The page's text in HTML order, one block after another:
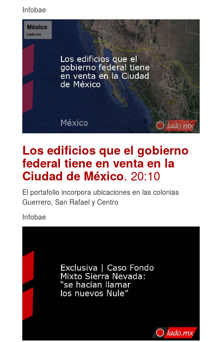
Infobae
Los edificios que el gobierno
federal tiene en venta en la
Ciudad de México. 20:10
El portafolio incorpora ubicaciones en las colonias
Guerrero, San Rafael y Centro
Infobae